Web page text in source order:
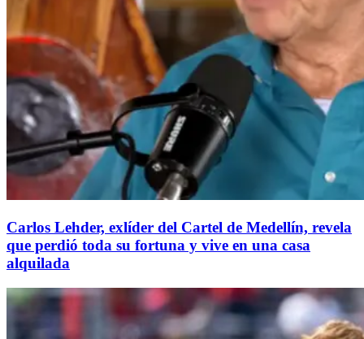
Carlos Lehder, exlíder del Cartel de Medellín, revela
que perdió toda su fortuna y vive en una casa
alquilada